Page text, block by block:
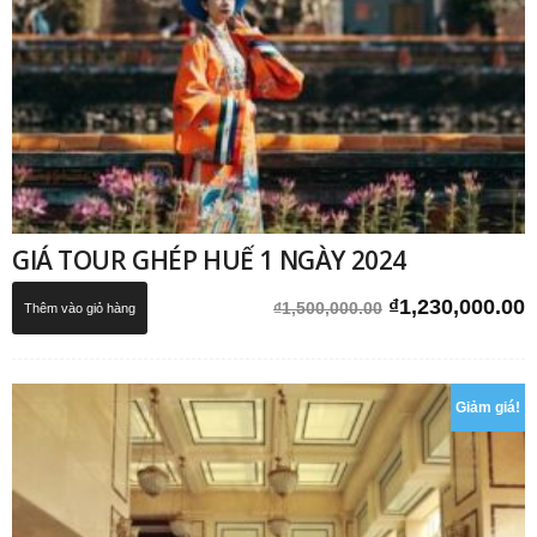
GIÁ TOUR GHÉP HUẾ 1 NGÀY 2024
₫1,500,000.00 Giá
₫1,500,000.00.
₫1,230,000.00
Thêm vào giỏ hàng
Giảm giá!